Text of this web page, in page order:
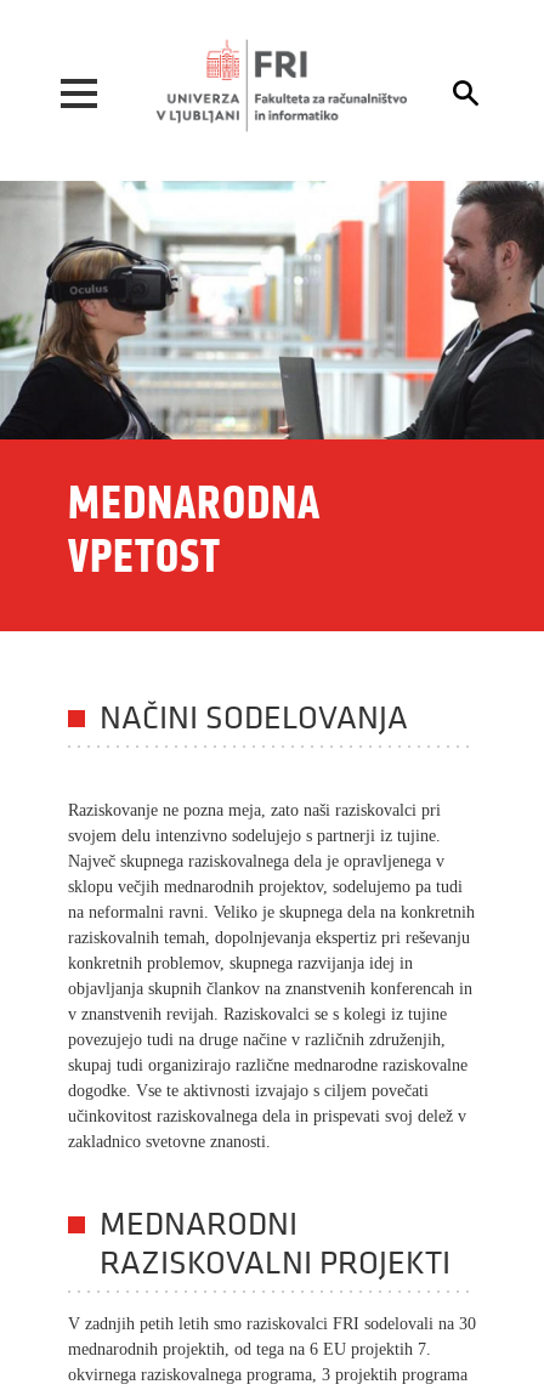

MEDNARODNA
VPETOST
NAČINI SODELOVANJA
Raziskovanje ne pozna meja, zato naši raziskovalci pri
svojem delu intenzivno sodelujejo s partnerji iz tujine.
Največ skupnega raziskovalnega dela je opravljenega v
sklopu večjih mednarodnih projektov, sodelujemo pa tudi
na neformalni ravni. Veliko je skupnega dela na konkretnih
raziskovalnih temah, dopolnjevanja ekspertiz pri reševanju
konkretnih problemov, skupnega razvijanja idej in
objavljanja skupnih člankov na znanstvenih konferencah in
v znanstvenih revijah. Raziskovalci se s kolegi iz tujine
povezujejo tudi na druge načine v različnih združenjih,
skupaj tudi organizirajo različne mednarodne raziskovalne
dogodke. Vse te aktivnosti izvajajo s ciljem povečati
učinkovitost raziskovalnega dela in prispevati svoj delež v
zakladnico svetovne znanosti.
MEDNARODNI
RAZISKOVALNI PROJEKTI
V zadnjih petih letih smo raziskovalci FRI sodelovali na 30
mednarodnih projektih, od tega na 6 EU projektih 7.
okvirnega raziskovalnega programa, 3 projektih programa